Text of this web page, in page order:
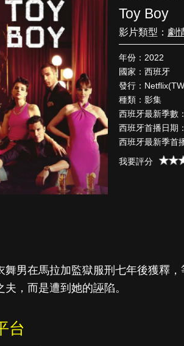
Toy Boy
影片類型： 劇
年份：2022
國家：西班牙
發行：
種類：影集
西班牙最新季數
西班牙首播日期
西班牙最新季首
我要評分
舞男在馬拉加監獄服刑七年後獲釋
夫，而是遭到她的誣陷。
台